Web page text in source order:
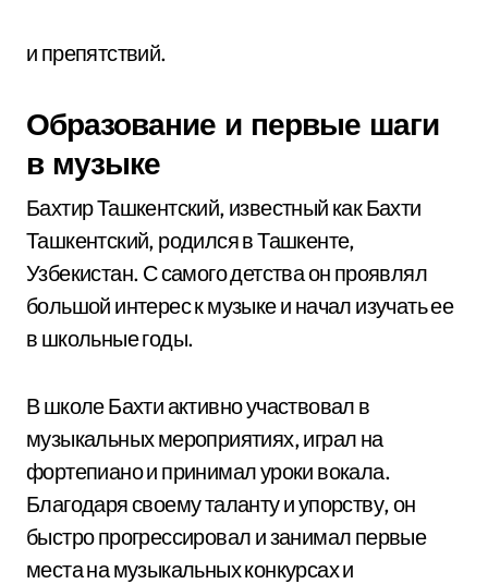
и препятствий.
Образование и первые шаги
в музыке
Бахтир Ташкентский, известный как Бахти
Ташкентский, родился в Ташкенте,
Узбекистан. С самого детства он проявлял
большой интерес к музыке и начал изучать ее
в школьные годы.
В школе Бахти активно участвовал в
музыкальных мероприятиях, играл на
фортепиано и принимал уроки вокала.
Благодаря своему таланту и упорству, он
быстро прогрессировал и занимал первые
места на музыкальных конкурсах и